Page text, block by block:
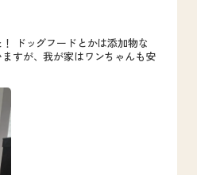
ドッグフードとかは添加物な
すが、我が家はワンちゃんも安